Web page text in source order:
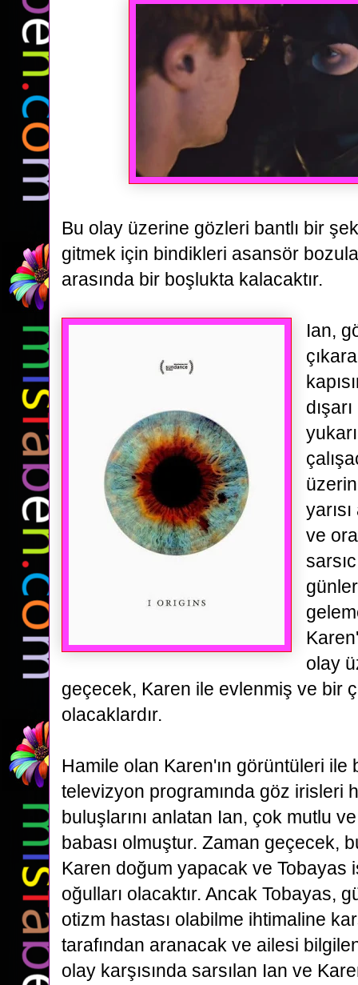
Bu olay üzerine gözleri bantlı bir
gitmek için bindikleri asansör
arasında bir boşlukta kalacaktır.
Ian,
ve
olay
geçecek, Karen ile evlenmiş ve bir
olacaklardır.
Hamile olan Karen'ın görüntüleri ile
televizyon programında göz irisleri
buluşlarını anlatan Ian, çok mutlu
babası olmuştur. Zaman geçecek,
Karen doğum yapacak ve Tobayas
oğulları olacaktır. Ancak Tobayas,
otizm hastası olabilme ihtimaline
tarafından aranacak ve ailesi
olay karşısında sarsılan Ian ve